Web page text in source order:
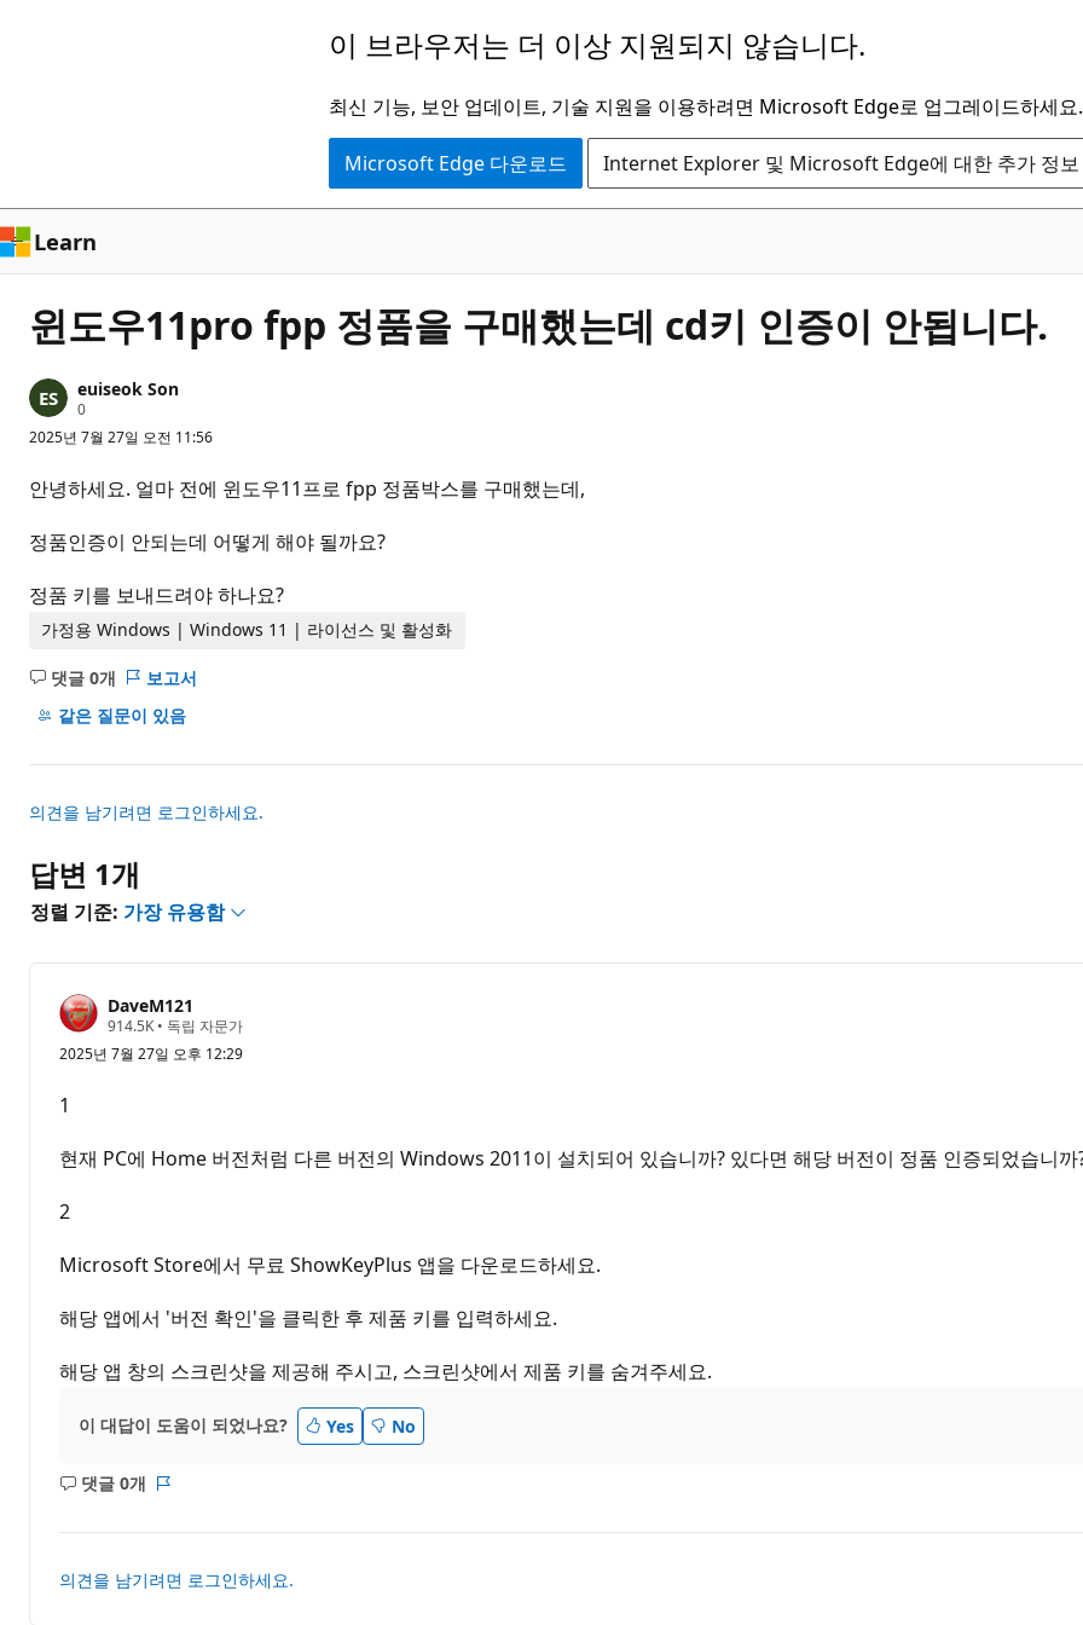
로
건
너
뛰
기
이 브라우저는 더 이상 지원되지 않습니다.
최신 기능, 보안 업데이트, 기술 지원을 이용하려면 Microsoft Edge로 업그레이드하세요.
Microsoft Edge 다운로드 Internet Explorer 및 Microsoft Edge에 대한 추가 정보
Learn
윈도우11pro fpp 정품을 구매했는데 cd키 인증이 안됩니다.
euiseok Son
0평
포
트
2025년 7월 27일 오전 11:56
안녕하세요. 얼마 전에 윈도우11프로 fpp 정품박스를 구매했는데,
정품인증이 안되는데 어떻게 해야 될까요?
정품 키를 보내드려야 하나요?
가정용 Windows | Windows 11 | 라이선스 및 활성화
댓글 0개
설
명
음
보고서
같은 질문이 있음
의견을 남기려면 로그인하세요.
답변 1개
정렬 기준: 가장 유용함
DaveM121
914.5K 평
포
• 독립 자문가
2025년 7월 27일 오후 12:29
1
현재 PC에 Home 버전처럼 다른 버전의 Windows 2011이 설치되어 있습니까? 있다면 해당 버전이 정품 인증되었습니까
2
Microsoft Store에서 무료 ShowKeyPlus 앱을 다운로드하세요.
해당 앱에서 '버전 확인'을 클릭한 후 제품 키를 입력하세요.
해당 앱 창의 스크린샷을 제공해 주시고, 스크린샷에서 제품 키를 숨겨주세요.
이 대답이 도움이 되었나요? Yes No
댓글 0개
설
음
의견을 남기려면 로그인하세요.